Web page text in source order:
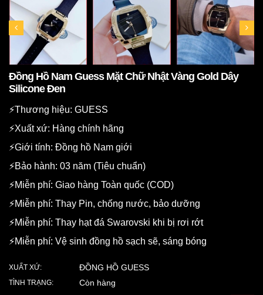
Đồng Hồ Nam Guess Mặt Chữ Nhật Vàng Gold Dây
Silicone Đen
⚡️Thương hiệu: GUESS
⚡️Xuất xứ: Hàng chính hãng
⚡️Giới tính: Đồng hồ Nam giới
⚡️Bảo hành: 03 năm (Tiêu chuẩn)
⚡️Miễn phí: Giao hàng Toàn quốc (COD)
⚡️Miễn phí: Thay Pin, chống nước, bảo dưỡng
⚡️Miễn phí: Thay hạt đá Swarovski khi bị rơi rớt
⚡️Miễn phí: Vệ sinh đồng hồ sạch sẽ, sáng bóng
XUẤT XỨ: ĐỒNG HỒ GUESS
TÌNH TRẠNG: Còn hàng